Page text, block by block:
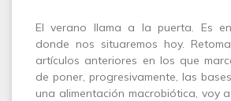
El verano llama a la puerta. Es
donde nos situaremos hoy.
artículos anteriores en los que
de poner, progresivamente, las
una alimentación macrobiótica, voy